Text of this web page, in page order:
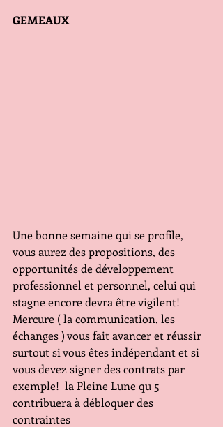
GEMEAUX
Une bonne semaine qui se profile,
vous aurez des propositions, des
opportunités de développement
professionnel et personnel, celui qui
stagne encore devra être vigilent!
Mercure ( la communication, les
échanges ) vous fait avancer et réussir
surtout si vous êtes indépendant et si
vous devez signer des contrats par
exemple!  la Pleine Lune qu 5
contribuera à débloquer des
contraintes